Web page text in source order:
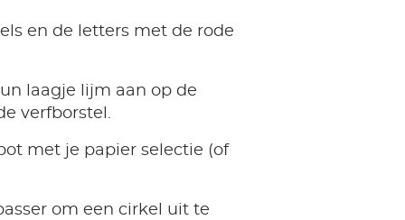
en de letters met de rode
laagje lijm aan op de
verfborstel.
met je papier selectie (of
om een cirkel uit te